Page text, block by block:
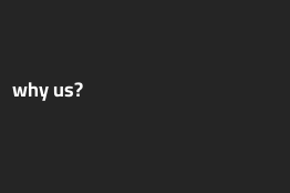
why us?